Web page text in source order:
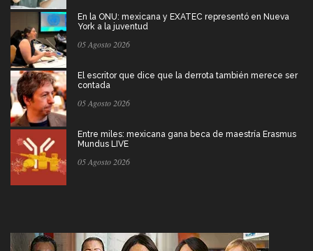
En la ONU: mexicana y EXATEC representó en Nueva
York a la juventud
05 Agosto 2026
El escritor que dice que la derrota también merece ser
contada
05 Agosto 2026
Entre miles: mexicana gana beca de maestría Erasmus
Mundus LIVE
05 Agosto 2026